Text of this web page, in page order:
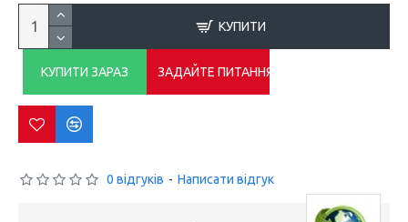
0 відгуків - Написати відгук
КУПИТИ
КУПИТИ ЗАРАЗ ЗАДАЙТЕ ПИТАННЯ